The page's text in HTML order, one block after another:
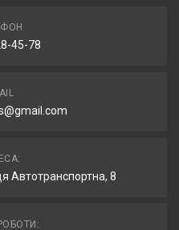
45-78
Автотранспортна, 8